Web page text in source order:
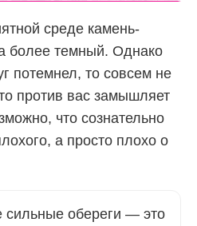
среде камень-
более темный. Однако
потемнел, то совсем не
против вас замышляет
что сознательно
а просто плохо о
обереги — это